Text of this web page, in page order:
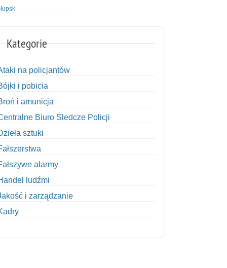
Kategorie
na policjantów
i pobicia
i amunicja
Biuro Śledcze Policji
sztuki
alarmy
ludźmi
i zarządzanie